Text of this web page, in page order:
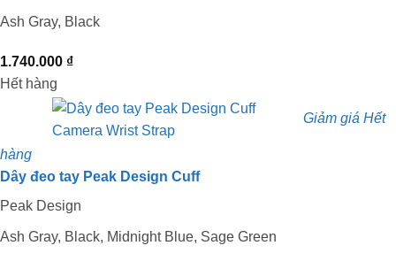
Ash Gray, Black
1.740.000 ₫
Hết hàng
Giảm giá Hết
hàng
Dây đeo tay Peak Design Cuff
Peak Design
Ash Gray, Black, Midnight Blue, Sage Green